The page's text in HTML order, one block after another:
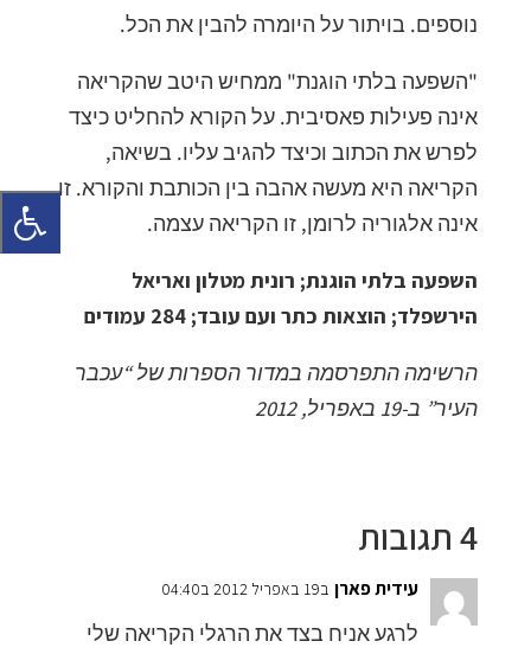
נוספים. בויתור על היומרה להבין את הכל.
"השפעה בלתי הוגנת" ממחיש היטב שהקריאה
אינה פעילות פאסיבית. על הקורא להחליט כיצד
לפרש את הכתוב וכיצד להגיב עליו. בשיאה,
הקריאה היא מעשה אהבה בין הכותבת והקורא. זו
אינה אלגוריה לרומן, זו הקריאה עצמה.
השפעה בלתי הוגנת; רונית מטלון ואריאל
הירשפלד; הוצאות כתר ועם עובד; 284 עמודים
הרשימה התפרסמה במדור הספרות של “עכבר
העיר” ב-19 באפריל, 2012
4 תגובות
עידית פארן ב19 באפריל 2012 ב04:40
לרגע אניח בצד את הרגלי הקריאה שלי